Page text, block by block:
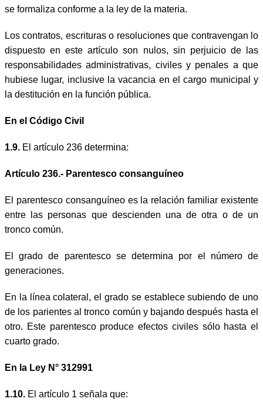
se formaliza conforme a la ley de la materia.
Los contratos, escrituras o resoluciones que contravengan lo
dispuesto en este artículo son nulos, sin perjuicio de las
responsabilidades administrativas, civiles y penales a que
hubiese lugar, inclusive la vacancia en el cargo municipal y
la destitución en la función pública.
En el Código Civil
1.9. El artículo 236 determina:
Artículo 236.- Parentesco consanguíneo
El parentesco consanguíneo es la relación familiar existente
entre las personas que descienden una de otra o de un
tronco común.
El grado de parentesco se determina por el número de
generaciones.
En la línea colateral, el grado se establece subiendo de uno
de los parientes al tronco común y bajando después hasta el
otro. Este parentesco produce efectos civiles sólo hasta el
cuarto grado.
En la Ley N° 312991
1.10. El artículo 1 señala que: